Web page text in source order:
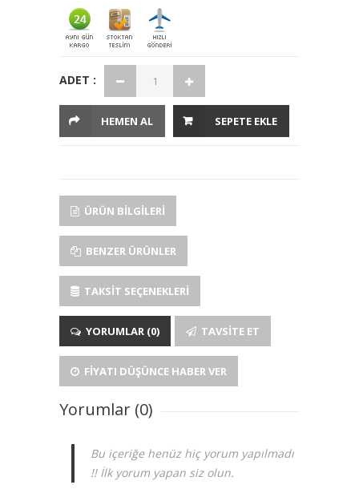
ADET :
HEMEN AL SEPETE EKLE
ÜRÜN BILGILERI
BENZER ÜRÜNLER
TAKSIT SEÇENEKLERI
YORUMLAR (0) TAVSITE ET
FIYATI DÜŞÜNCE HABER VER
Yorumlar (0)
Bu içeriğe henüz hiç yorum yapılmadı
!! İlk yorum yapan siz olun.